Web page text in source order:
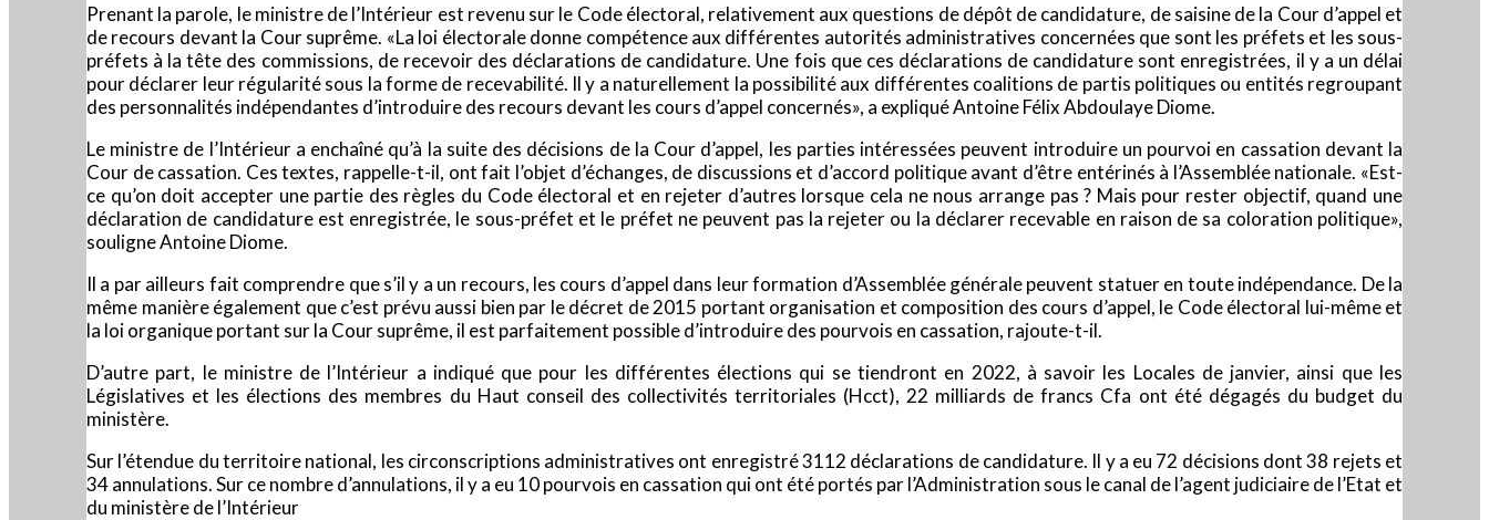
Prenant la parole, le ministre de l’Intérieur est revenu sur le Code électoral, relativement aux questions de dépôt de candidature, de saisine de la Cour d’appel et
de recours devant la Cour suprême. «La loi électorale donne compétence aux différentes autorités administratives concernées que sont les préfets et les sous-
préfets à la tête des commissions, de recevoir des déclarations de candidature. Une fois que ces déclarations de candidature sont enregistrées, il y a un délai
pour déclarer leur régularité sous la forme de recevabilité. Il y a naturellement la possibilité aux différentes coalitions de partis politiques ou entités regroupant
des personnalités indépendantes d’introduire des recours devant les cours d’appel concernés», a expliqué Antoine Félix Abdoulaye Dio­me.
Le ministre de l’Intérieur a enchaîné qu’à la suite des décisions de la Cour d’appel, les parties intéressées peuvent introduire un pourvoi en cassation devant la
Cour de cassation. Ces textes, rappelle-t-il, ont fait l’objet d’échanges, de discussions et d’accord politique avant d’être entérinés à l’Assemblée nationale. «Est-
ce qu’on doit accepter une partie des règles du Code électoral et en rejeter d’autres lorsque cela ne nous arrange pas ? Mais pour rester objectif, quand une
déclaration de candidature est enregistrée, le sous-préfet et le préfet ne peuvent pas la rejeter ou la déclarer recevable en raison de sa coloration politique»,
souligne Antoine Diome.
Il a par ailleurs fait comprendre que s’il y a un recours, les cours d’appel dans leur formation d’Assemblée générale peuvent statuer en toute indépendance. De la
même manière également que c’est prévu aussi bien par le décret de 2015 portant organisation et composition des cours d’appel, le Code électoral lui-même et
la loi organique portant sur la Cour suprême, il est parfaitement possible d’introduire des pourvois en cassation, rajoute-t-il.
D’autre part, le ministre de l’Intérieur a indiqué que pour les différentes élections qui se tiendront en 2022, à savoir les Locales de janvier, ainsi que les
Législatives et les élections des membres du Haut conseil des collectivités territoriales (Hcct), 22 milliards de francs Cfa ont été dégagés du budget du
ministère.
Sur l’étendue du territoire national, les circonscriptions administratives ont enregistré 3112 déclarations de candidature. Il y a eu 72 décisions dont 38 rejets et
34 annulations. Sur ce nombre d’annulations, il y a eu 10 pourvois en cassation qui ont été portés par l’Administration sous le canal de l’agent judiciaire de l’Etat et
du ministère de l’Intérieur